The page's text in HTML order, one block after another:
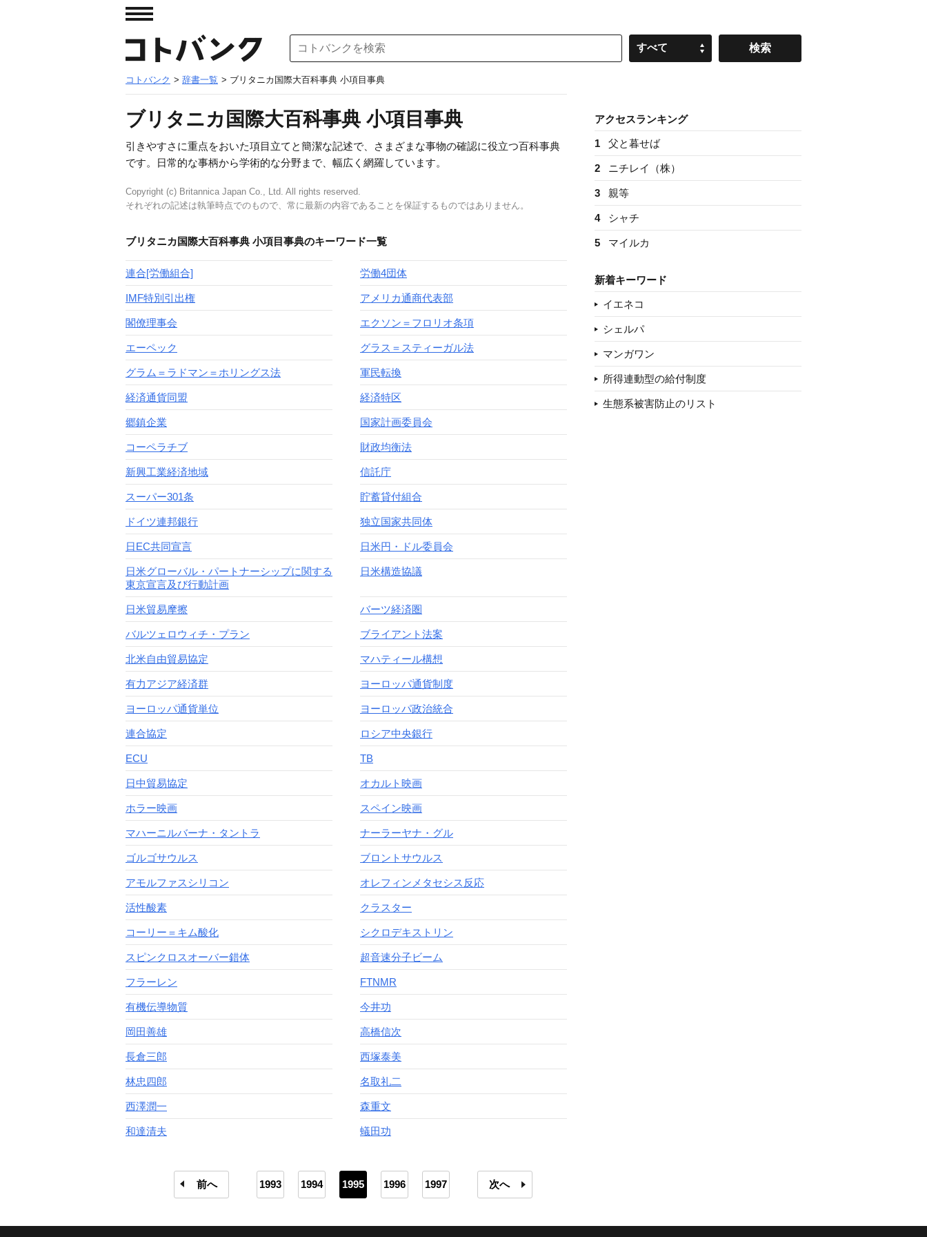
すべて
コトバンク > 辞書一覧 > ブリタニカ国際大百科事典 小項目事典
ブリタニカ国際大百科事典 小項目事典
引きやすさに重点をおいた項目立てと簡潔な記述で、さまざまな事物の確認に役立つ百科事典
です。日常的な事柄から学術的な分野まで、幅広く網羅しています。
Copyright (c) Britannica Japan Co., Ltd. All rights reserved.
それぞれの記述は執筆時点でのもので、常に最新の内容であることを保証するものではありません。
ブリタニカ国際大百科事典 小項目事典のキーワード一覧
連合[労働組合] 労働4団体
IMF特別引出権 アメリカ通商代表部
閣僚理事会 エクソン＝フロリオ条項
エーペック グラス＝スティーガル法
グラム＝ラドマン＝ホリングス法 軍民転換
経済通貨同盟 経済特区
郷鎮企業 国家計画委員会
コーペラチブ 財政均衡法
新興工業経済地域 信託庁
スーパー301条 貯蓄貸付組合
ドイツ連邦銀行 独立国家共同体
日EC共同宣言 日米円・ドル委員会
日米グローバル・パートナーシップに関する
東京宣言及び行動計画
日米構造協議
日米貿易摩擦 バーツ経済圏
バルツェロウィチ・プラン ブライアント法案
北米自由貿易協定 マハティール構想
有力アジア経済群 ヨーロッパ通貨制度
ヨーロッパ通貨単位 ヨーロッパ政治統合
連合協定 ロシア中央銀行
ECU TB
日中貿易協定 オカルト映画
ホラー映画 スペイン映画
マハーニルバーナ・タントラ ナーラーヤナ・グル
ゴルゴサウルス ブロントサウルス
アモルファスシリコン オレフィンメタセシス反応
活性酸素 クラスター
コーリー＝キム酸化 シクロデキストリン
スピンクロスオーバー錯体 超音速分子ビーム
フラーレン FTNMR
有機伝導物質 今井功
岡田善雄 高橋信次
長倉三郎 西塚泰美
林忠四郎 名取礼二
西澤潤一 森重文
和達清夫 蟻田功
前へ 1993 1994 1995 1996 1997 次へ
アクセスランキング
1 父と暮せば
2 ニチレイ（株）
3 親等
4 シャチ
5 マイルカ
新着キーワード
イエネコ
シェルパ
マンガワン
所得連動型の給付制度
生態系被害防止のリスト